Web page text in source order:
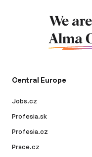
We
Alma
Central Europe
Jobs.cz
Profesia.sk
Profesia.cz
Prace.cz